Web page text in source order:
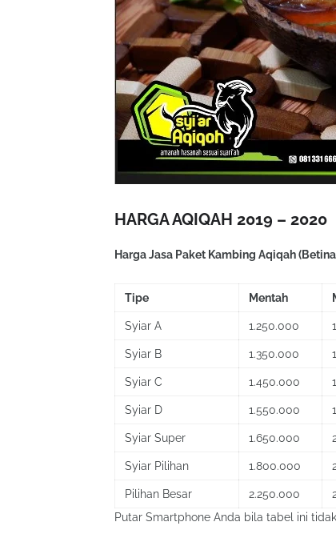
HARGA AQIQAH 2019 – 2020
Harga Jasa Paket Kambing Aqiqah
Tipe Mentah
Syiar A 1.250.000
Syiar B 1.350.000
Syiar C 1.450.000
Syiar D 1.550.000
Syiar Super 1.650.000
Syiar Pilihan 1.800.000
Pilihan Besar 2.250.000
Putar Smartphone Anda bila tabel ini